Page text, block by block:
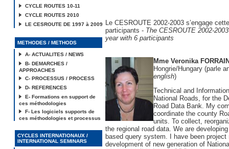
CYCLE ROUTES 10-11
CYCLE ROUTES 2010
LE CESROUTE DE 1997 à 2009
METHODES / METHODS
A- ACTUALITES / NEWS
B- DEMARCHES /
APPROACHES
C- PROCESSUS / PROCESS
D- REFERENCES
E- Formations en support de
ces méthodologies
F- Les logiciels supports de
ces méthodologies et processus
CYCLES INTERNATIONAUX /
INTERNATIONAL SEMINARS
Le CESROUTE 2002-2003 s’engage
participants - The CESROUTE 2002-
year with 6 participants
Mme Veronika
Hongrie/Hungary (parle
english)
Technical and
National Roads, for the
Road Data Bank. My
coordinate the county
units. To collect,
the regional road data. We are
based query system. I have been project
development of new generation of